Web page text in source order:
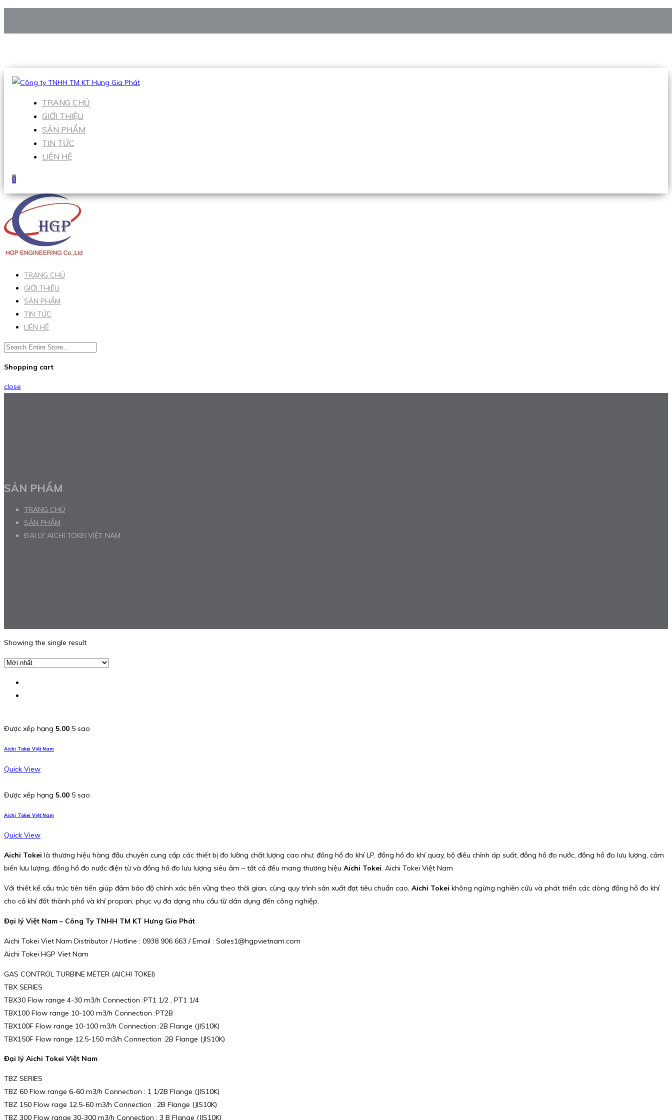
Hotline:0938 906 663
TRANG CHỦ
GIỚI THIỆU
SẢN PHẨM
TIN TỨC
LIÊN HỆ
0
TRANG CHỦ
GIỚI THIỆU
SẢN PHẨM
TIN TỨC
LIÊN HỆ
Shopping cart
close
SẢN PHẨM
TRANG CHỦ
SẢN PHẨM
ĐẠI LÝ AICHI TOKEI VIỆT NAM
Showing the single result
Được xếp hạng 5.00 5 sao
Aichi Tokei Việt Nam
Quick View
Được xếp hạng 5.00 5 sao
Aichi Tokei Việt Nam
Quick View
Aichi Tokei là thương hiệu hàng đầu chuyên cung cấp các thiết bị đo lường chất lượng cao như: đồng hồ đo khí LP, đồng hồ đo khí quay, bộ điều chỉnh áp suất, đồng hồ đo nước, đồng hồ đo lưu lượng, cảm
biến lưu lượng, đồng hồ đo nước điện từ và đồng hồ đo lưu lượng siêu âm – tất cả đều mang thương hiệu Aichi Tokei. Aichi Tokei Việt Nam
Với thiết kế cấu trúc tiên tiến giúp đảm bảo độ chính xác bền vững theo thời gian, cùng quy trình sản xuất đạt tiêu chuẩn cao, Aichi Tokei không ngừng nghiên cứu và phát triển các dòng đồng hồ đo khí
cho cả khí đốt thành phố và khí propan, phục vụ đa dạng nhu cầu từ dân dụng đến công nghiệp.
Đại lý Việt Nam – Công Ty TNHH TM KT Hưng Gia Phát
Aichi Tokei Viet Nam Distributor / Hotline : 0938 906 663 / Email : Sales1@hgpvietnam.com
Aichi Tokei HGP Viet Nam
GAS CONTROL TURBINE METER (AICHI TOKEI)
TBX SERIES
TBX30 Flow range 4-30 m3/h Connection :PT1 1/2 , PT1 1/4
TBX100 Flow range 10-100 m3/h Connection :PT2B
TBX100F Flow range 10-100 m3/h Connection :2B Flange (JIS10K)
TBX150F Flow range 12.5-150 m3/h Connection :2B Flange (JIS10K)
Đại lý Aichi Tokei Việt Nam
TBZ SERIES
TBZ 60 Flow range 6-60 m3/h Connection : 1 1/2B Flange (JIS10K)
TBZ 150 Flow rage 12.5-60 m3/h Connection : 2B Flange (JIS10K)
TBZ 300 Flow range 30-300 m3/h Connection : 3 B Flange (JIS10K)